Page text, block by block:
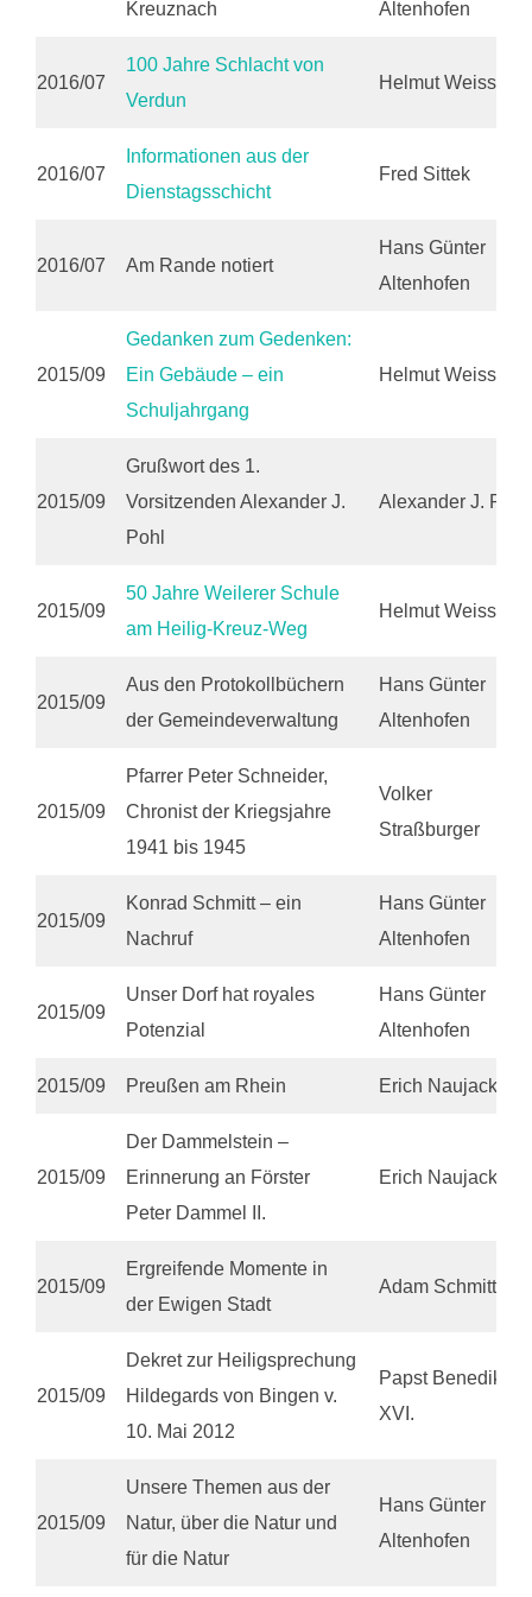
Kreuznach
Altenhofen
2016/07
100 Jahre Schlacht von
Verdun
Helmut Weiss
2016/07
Informationen aus der
Dienstagsschicht
Fred Sittek
2016/07 Am Rande notiert
Hans Günter
Altenhofen
2015/09
Gedanken zum Gedenken:
Ein Gebäude – ein
Schuljahrgang
Helmut Weiss
2015/09
Grußwort des 1.
Vorsitzenden Alexander J.
Pohl
Alexander J. Pohl
2015/09
50 Jahre Weilerer Schule
am Heilig-Kreuz-Weg
Helmut Weiss
2015/09
Aus den Protokollbüchern
der Gemeindeverwaltung
Hans Günter
Altenhofen
2015/09
Pfarrer Peter Schneider,
Chronist der Kriegsjahre
1941 bis 1945
Volker
Straßburger
2015/09
Konrad Schmitt – ein
Nachruf
Hans Günter
Altenhofen
2015/09
Unser Dorf hat royales
Potenzial
Hans Günter
Altenhofen
2015/09 Preußen am Rhein Erich Naujack
2015/09
Der Dammelstein –
Erinnerung an Förster
Peter Dammel II.
Erich Naujack
2015/09
Ergreifende Momente in
der Ewigen Stadt
Adam Schmitt
2015/09
Dekret zur Heiligsprechung
Hildegards von Bingen v.
10. Mai 2012
Papst Benedikt
XVI.
2015/09
Unsere Themen aus der
Natur, über die Natur und
für die Natur
Hans Günter
Altenhofen